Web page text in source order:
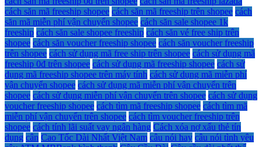
cách săn mã freeship shopee cách săn mã freeship trên shopee cách
săn mã miễn phí vận chuyển shopee cách săn sale shopee 1k
freeship cách săn sale shopee freeship cách săn vé free ship trên
shopee cách săn voucher freeship shopee cách săn voucher freeship
trên shopee cách sử dụng mã free ship trên shopee cách sử dụng mã
freeship 0đ trên shopee cách sử dụng mã freeship shopee cách sử
dụng mã freeship shopee trên máy tính cách sử dụng mã miễn phí
vận chuyển shopee cách sử dụng mã miễn phí vận chuyển trên
shopee cách sử dụng miễn phí vận chuyển trên shopee cách sử dụng
voucher freeship shopee cách tìm mã freeship shopee cách tìm mã
miễn phí vận chuyển trên shopee cách tìm voucher freeship trên
shopee cách tính lãi suất vay ngân hàng Cách xóa nợ xấu thẻ tín
dụng cân Cao Tốc Dài Nhất Việt Nam câu nói hay câu nói tình yêu